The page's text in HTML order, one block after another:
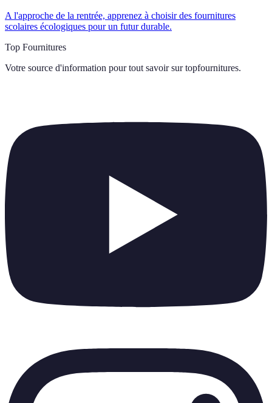
A l'approche de la rentrée, apprenez à choisir des fournitures
scolaires écologiques pour un futur durable.
Top Fournitures
Votre source d'information pour tout savoir sur topfournitures.